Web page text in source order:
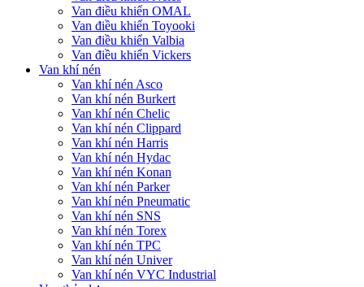
Van điều khiển OMAL
Van điều khiển Toyooki
Van điều khiển Valbia
Van điều khiển Vickers
Van khí nén
Van khí nén Asco
Van khí nén Burkert
Van khí nén Chelic
Van khí nén Clippard
Van khí nén Harris
Van khí nén Hydac
Van khí nén Konan
Van khí nén Parker
Van khí nén Pneumatic
Van khí nén SNS
Van khí nén Torex
Van khí nén TPC
Van khí nén Univer
Van khí nén VYC Industrial